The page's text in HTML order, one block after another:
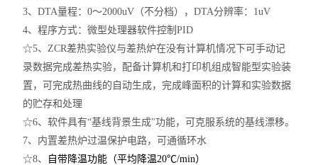
3、DTA量程：0～2000uV（不分档），DTA分辨率：1uV
4、程序方式：微型处理器软件控制PID
☆5、ZCR差热实验仪与差热炉在没有计算机情况下可手动记
录数据完成差热实验，配备计算机和打印机组成智能型实验装
置，可完成热曲线的自动生成，完成峰面积的计算和实验数据
的贮存和处理
☆6、软件具有“基线背景生成"功能，可克服系统的基线漂移。
7、内置差热炉过温保护电路，可通循环水
☆8、
自带降温功能（平均降温20℃/min）